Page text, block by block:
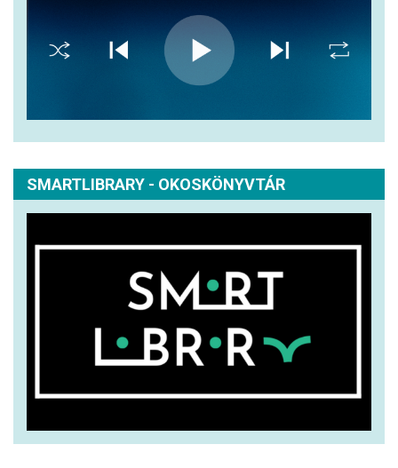
SMARTLIBRARY - OKOSKÖNYVTÁR